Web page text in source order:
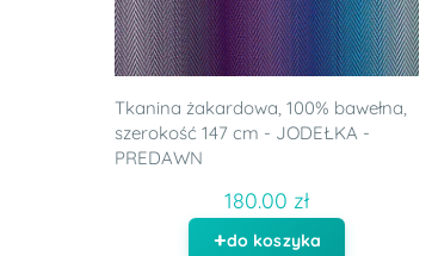
Tkanina żakardowa, 100% bawełna,
szerokość 147 cm - JODEŁKA -
PREDAWN
180.00 zł
do koszyka